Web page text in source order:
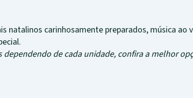
natalinos carinhosamente preparados, música ao
dependendo de cada unidade, confira a melhor